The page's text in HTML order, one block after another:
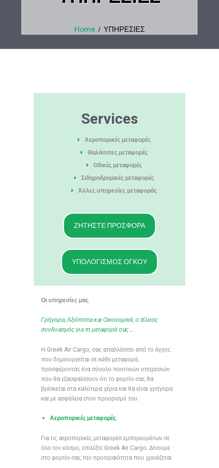
Home ΥΠΗΡΕΣΙΕΣ
Services
Αεροπορικές μεταφορές
Θαλάσσιες μεταφορές
Οδικές μεταφορές
Σιδηροδρομικές μεταφορές
Άλλες υπηρεσίες μεταφοράς
ΖΗΤΗΣΤΕ ΠΡΟΣΦΟΡΑ
ΥΠΟΛΟΓΙΣΜΟΣ ΟΓΚΟΥ
Οι υπηρεσίες μας
Γρήγορα, Αξιόπιστα και Οικονομικά, ο τέλειος
συνδυασμός για τη μεταφορά σας…
Η Greek Air Cargo, σας απαλλάσσει από το άγχος
που δημιουργείται σε κάθε μεταφορά,
προσφέροντάς ένα σύνολο ποιοτικών υπηρεσιών
που θα εξασφαλίσουν ότι το φορτίο σας θα
βρίσκεται στα καλύτερα χέρια και θα είναι γρήγορα
και με ασφάλεια στον προορισμό του:
Αεροπορικές μεταφορές
Για τις αεροπορικές μεταφορέσ εμπορευμάτων σε
όλο τον κόσμο, επιλέξτε Greek Air Cargo. Δίνουμε
στο φορτίο σας την προτεραιότητα που χρειάζεται.